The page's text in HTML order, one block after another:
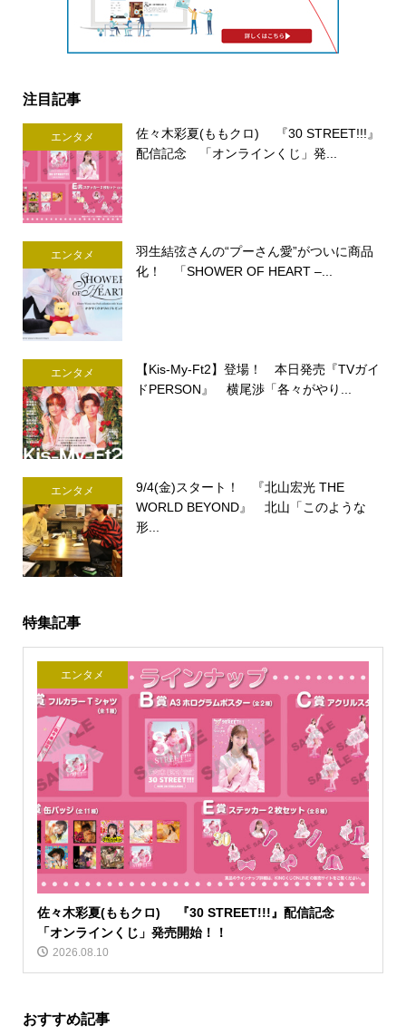
注目記事
エンタメ
佐々木彩夏(ももクロ) 『30 STREET!!!』
配信記念 「オンラインくじ」発...
エンタメ
羽生結弦さんの“プーさん愛”がついに商品
化！ 「SHOWER OF HEART –...
エンタメ
【Kis-My-Ft2】登場！ 本日発売『TVガイ
ドPERSON』 横尾渉「各々がやり...
エンタメ
9/4(金)スタート！ 『北山宏光 THE
WORLD BEYOND』 北山「このような
形...
特集記事
エンタメ
佐々木彩夏(ももクロ) 『30 STREET!!!』配信記念
「オンラインくじ」発売開始！！
2026.08.10
おすすめ記事